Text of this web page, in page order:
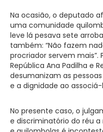
Na ocasião, o deputado
uma comunidade
leve lá pesava sete
também: “Não fazem
procriador servem mais”.
República Ana Padilha e
desumanizam as
e a dignidade ao
No presente caso, o
e discriminatório do réu